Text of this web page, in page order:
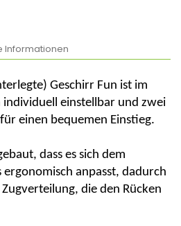
Informationen
Geschirr Fun ist im
individuell einstellbar und zwei
einen bequemen Einstieg.
dass es sich dem
ergonomisch anpasst, dadurch
die den Rücken